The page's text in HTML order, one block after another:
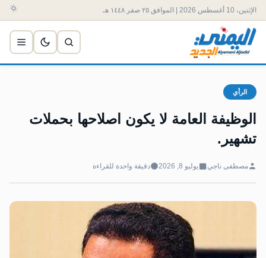
الإثنين، 10 أغسطس 2026 | الموافق ٢٥ صفر ١٤٤٨ هـ
الرأي
الوظيفة العامة لا يكون اصلاحها بحملات
تشهير.
مصطفى ناجي يوليو 8, 2026 دقيقة واحدة للقراءة